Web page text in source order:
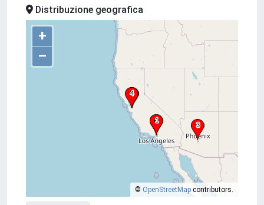
Distribuzione geografica
+
–
© OpenStreetMap contributors.